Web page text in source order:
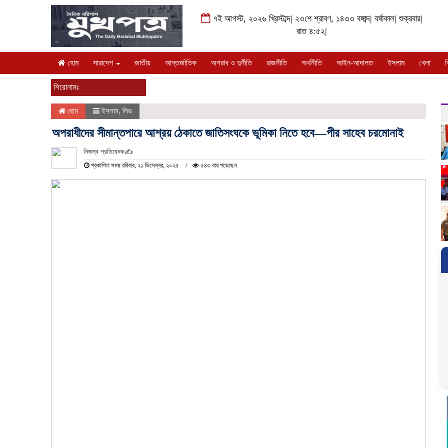
৭ই আগস্ট, ২০২৬ খ্রিস্টাব্দ| ২৩শে শ্রাবণ, ১৪৩৩ বঙ্গাব্দ| বর্ষাকাল| শুক্রবার|
রাত ৪:৫২|
হোম সারাদেশ জাতীয় আন্তর্জাতিক অপরাধ ও দুর্নীতি রাজনীতি অর্থনীতি আইন-আদালত ইসলাম খেলা
শিরোনামঃ
হোম ইসলাম, লিড
অপরাধীদের সীমান্তপারে আশ্রয় ঠেকাতে জাতিসংঘকে ভূমিকা নিতে হবে—পীর সাহেব চরমোনাই
নিজস্ব প্রতিবেদক✍️
প্রকাশিত সময় রবিবার, ২১ ডিসেম্বর, ২০২৫
৫৪৩ বার পড়েছেন